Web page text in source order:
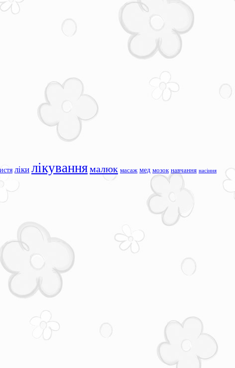
ліки лікуваннямалюк масаж мед мозок навчання насіння